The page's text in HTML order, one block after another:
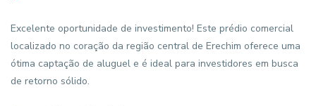
Excelente oportunidade de investimento! Este prédio comercial
localizado no coração da região central de Erechim oferece uma
ótima captação de aluguel e é ideal para investidores em busca
de retorno sólido.